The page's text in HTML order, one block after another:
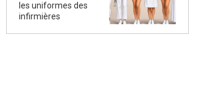
les uniformes des
infirmières